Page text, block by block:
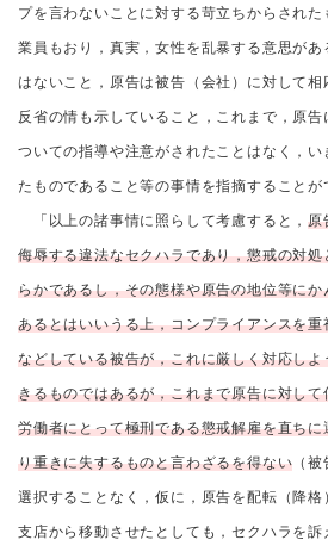
プを言わないことに対する苛立ちからされ
業員もおり，真実，女性を乱暴する意思が
はないこと，原告は被告（会社）に対して相
反省の情も示していること，これまで，原
ついての指導や注意がされたことはなく，
たものであること等の事情を指摘することが
「以上の諸事情に照らして考慮すると，原
侮辱する違法なセクハラであり，懲戒の対
らかであるし，その態様や原告の地位等に
あるとはいいうる上，コンプライアンスを
などしている被告が，これに厳しく対応し
きるものではあるが，これまで原告に対し
労働者にとって極刑である懲戒解雇を直ち
り重きに失するものと言わざるを得ない （
選択することなく，仮に，原告を配転（降
支店から移動させたとしても，セクハラを訴